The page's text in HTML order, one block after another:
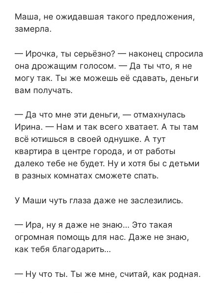
Маша, не ожидавшая такого предложения,
замерла.
— Ирочка, ты серьёзно? — наконец спросила
она дрожащим голосом. — Да ты что, я не
могу так. Ты же можешь её сдавать, деньги
вам получать.
— Да что мне эти деньги, — отмахнулась
Ирина. — Нам и так всего хватает. А ты там
всё ютишься в своей однушке. А тут
квартира в центре города, и от работы
далеко тебе не будет. Ну и хотя бы с детьми
в разных комнатах сможете спать.
У Маши чуть глаза даже не заслезились.
— Ира, ну я даже не знаю… Это такая
огромная помощь для нас. Даже не знаю,
как тебя благодарить…
— Ну что ты. Ты же мне, считай, как родная.